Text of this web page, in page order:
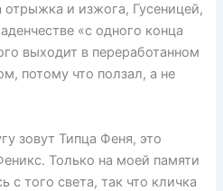
отрыжка и изжога, Гусеницей,
«с одного конца
выходит в переработанном
потому что ползал, а не
зовут Типца Феня, это
Только на моей памяти
того света, так что кличка